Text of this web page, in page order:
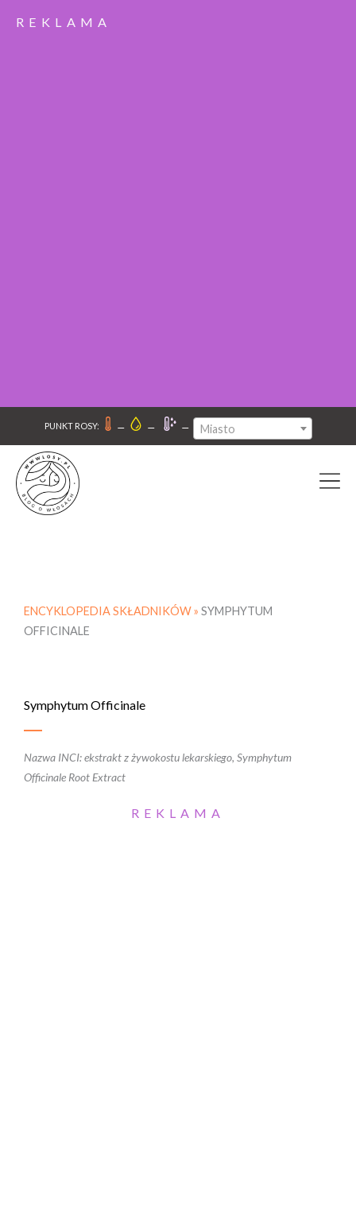
REKLAMA
PUNKT ROSY: – – – Miasto
ENCYKLOPEDIA SKŁADNIKÓW » SYMPHYTUM
OFFICINALE
Symphytum Officinale
Nazwa INCI: ekstrakt z żywokostu lekarskiego, Symphytum
Officinale Root Extract
REKLAMA